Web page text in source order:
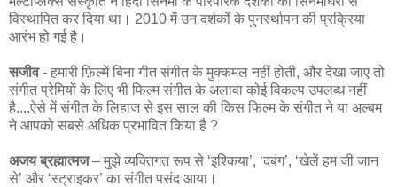
विस्‍थापित कर दिया था। 2010 में उन दर्शकों के पुनर्स्‍थापन की प्रक्रिया
आरंभ हो गई है।
सजीव- हमारी फ़िल्में बिना गीत संगीत के मुक्कमल नहीं होती, और देखा जाए तो
संगीत प्रेमियों के लिए भी फिल्म संगीत के अलावा कोई विकल्प उपलब्ध नहीं
है....ऐसे में संगीत के लिहाज से इस साल की किस फिल्म के संगीत ने या अल्बम
ने आपको सबसे अधिक प्रभावित किया है ?
अजय ब्रह्मात्मज– मुझे व्‍यक्तिगत रूप से ‘इश्किया’, ‘दबंग’, ‘खेलें हम जी जान
से’ और ‘स्‍ट्राइकर’ का संगीत पसंद आया।